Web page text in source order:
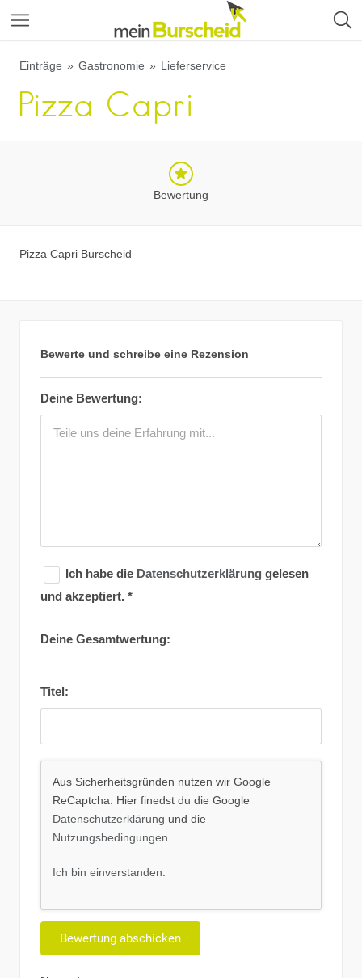
Einträge Gastronomie Lieferservice
Pizza Capri
Bewertung
Pizza Capri Burscheid
Bewerte und schreibe eine Rezension
Deine Bewertung:
Ich habe die Datenschutzerklärung gelesen
und akzeptiert. *
Deine Gesamtwertung:
Titel:
Aus Sicherheitsgründen nutzen wir Google
ReCaptcha. Hier finedst du die Google
Datenschutzerklärung und die
Nutzungsbedingungen
Ich bin einverstanden